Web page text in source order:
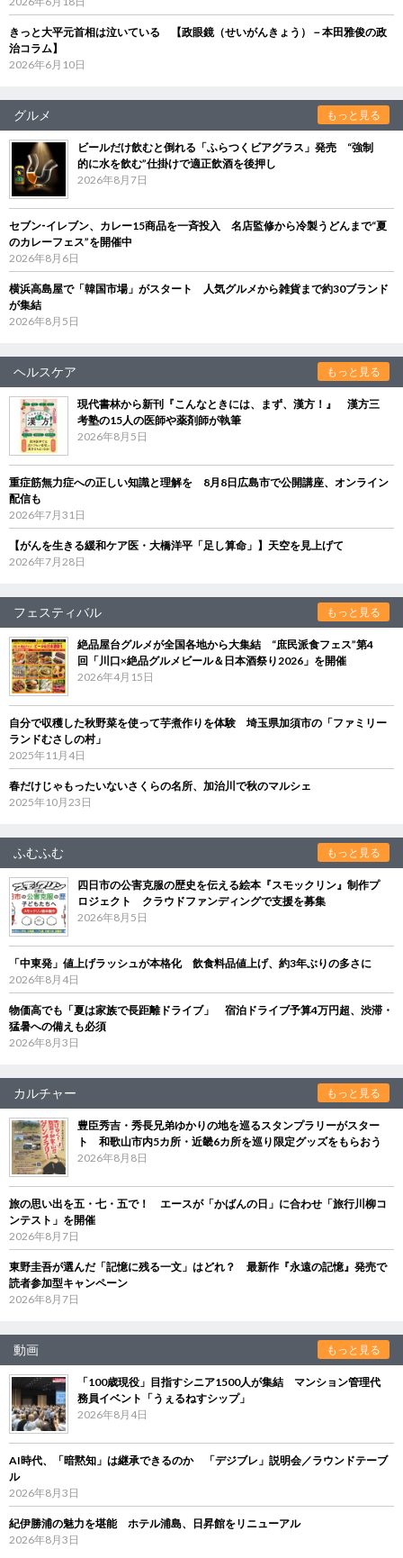
きっと大平元首相は泣いている 【政眼鏡（せいがんきょう）－本田雅俊の政
治コラム】
2026年6月10日
グルメ もっと見る
ビールだけ飲むと倒れる「ふらつくビアグラス」発売 “強制
的に水を飲む”仕掛けで適正飲酒を後押し
2026年8月7日
セブン‐イレブン、カレー15商品を一斉投入 名店監修から冷製うどんまで“夏
のカレーフェス”を開催中
2026年8月6日
横浜高島屋で「韓国市場」がスタート 人気グルメから雑貨まで約30ブランド
が集結
2026年8月5日
ヘルスケア もっと見る
現代書林から新刊『こんなときには、まず、漢方！』 漢方三
考塾の15人の医師や薬剤師が執筆
2026年8月5日
重症筋無力症への正しい知識と理解を 8月8日広島市で公開講座、オンライン
配信も
2026年7月31日
【がんを生きる緩和ケア医・大橋洋平「足し算命」】天空を見上げて
2026年7月28日
フェスティバル もっと見る
絶品屋台グルメが全国各地から大集結 “庶民派食フェス”第4
回「川口×絶品グルメビール＆日本酒祭り2026」を開催
2026年4月15日
自分で収穫した秋野菜を使って芋煮作りを体験 埼玉県加須市の「ファミリー
ランドむさしの村」
2025年11月4日
春だけじゃもったいないさくらの名所、加治川で秋のマルシェ
2025年10月23日
ふむふむ もっと見る
四日市の公害克服の歴史を伝える絵本『スモックリン』制作プ
ロジェクト クラウドファンディングで支援を募集
2026年8月5日
「中東発」値上げラッシュが本格化 飲食料品値上げ、約3年ぶりの多さに
2026年8月4日
物価高でも「夏は家族で長距離ドライブ」 宿泊ドライブ予算4万円超、渋滞・
猛暑への備えも必須
2026年8月3日
カルチャー もっと見る
豊臣秀吉・秀長兄弟ゆかりの地を巡るスタンプラリーがスター
ト 和歌山市内5カ所・近畿6カ所を巡り限定グッズをもらおう
2026年8月8日
旅の思い出を五・七・五で！ エースが「かばんの日」に合わせ「旅行川柳コ
ンテスト」を開催
2026年8月7日
東野圭吾が選んだ「記憶に残る一文」はどれ？ 最新作『永遠の記憶』発売で
読者参加型キャンペーン
2026年8月7日
動画 もっと見る
「100歳現役」目指すシニア1500人が集結 マンション管理代
務員イベント「うぇるねすシップ」
2026年8月4日
AI時代、「暗黙知」は継承できるのか 「デジブレ」説明会／ラウンドテーブ
ル
2026年8月3日
紀伊勝浦の魅力を堪能 ホテル浦島、日昇館をリニューアル
2026年8月3日